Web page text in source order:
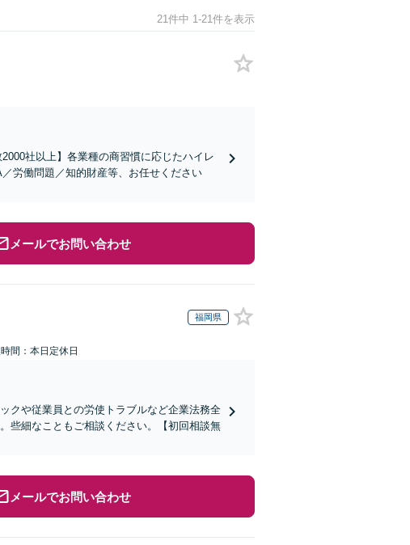
21件中 1-21件を表示
社以上】各業種の商習慣に応じたハイレ
労働問題／知的財産等、お任せください
メールでお問い合わせ
福岡県
間：本日定休日
クや従業員との労使トラブルなど企業法務全
些細なこともご相談ください。【初回相談無
メールでお問い合わせ